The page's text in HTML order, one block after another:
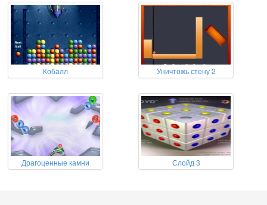
Кобалл Уничтожь стену 2
Драгоценные камни Слойд 3